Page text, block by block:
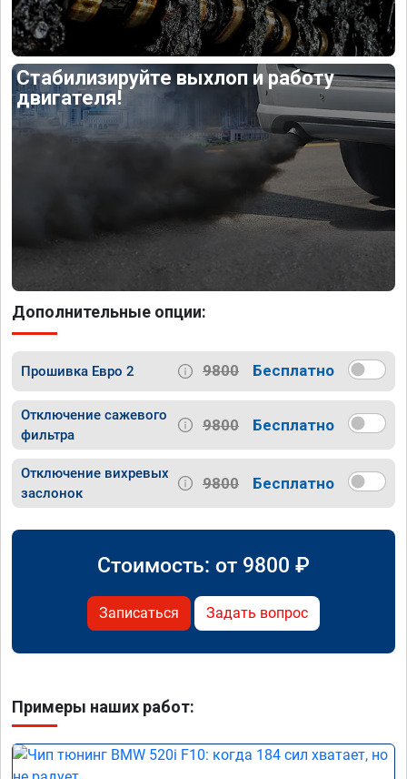
Стабилизируйте выхлоп и работу
двигателя!
Дополнительные опции:
Прошивка Евро 2 9800 Бесплатно
Отключение сажевого
фильтра
9800 Бесплатно
Отключение вихревых
заслонок
9800 Бесплатно
Стоимость: от 9800 ₽
Записаться Задать вопрос
Примеры наших работ: